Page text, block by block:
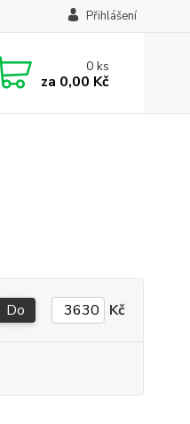
Přihlášení
0ks
za 0,00 Kč
Do Kč